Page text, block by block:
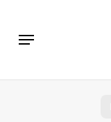
main
Menu